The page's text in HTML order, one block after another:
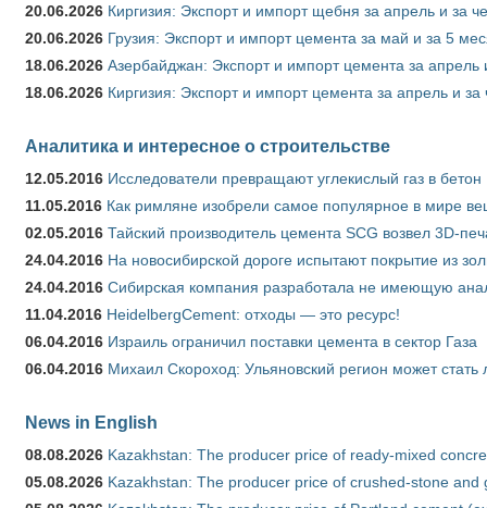
20.06.2026 Киргизия: Экспорт и импорт щебня за апрель и за
20.06.2026 Грузия: Экспорт и импорт цемента за май и за 5
18.06.2026 Азербайджан: Экспорт и импорт цемента за
18.06.2026 Киргизия: Экспорт и импорт цемента за апрель и
Аналитика и интересное о строительстве
12.05.2016 Исследователи превращают углекислый газ в бетон
11.05.2016 Как римляне изобрели самое популярное в мире
02.05.2016 Тайский производитель цемента SCG возвел 3D-
24.04.2016 На новосибирской дороге испытают покрытие из
24.04.2016 Сибирская компания разработала не имеющую
11.04.2016 HeidelbergCement: отходы — это ресурс!
06.04.2016 Израиль ограничил поставки цемента в сектор Газа
06.04.2016 Михаил Скороход: Ульяновский регион может
News in English
08.08.2026 Kazakhstan: The producer price of ready-mixed
05.08.2026 Kazakhstan: The producer price of crushed-stone and